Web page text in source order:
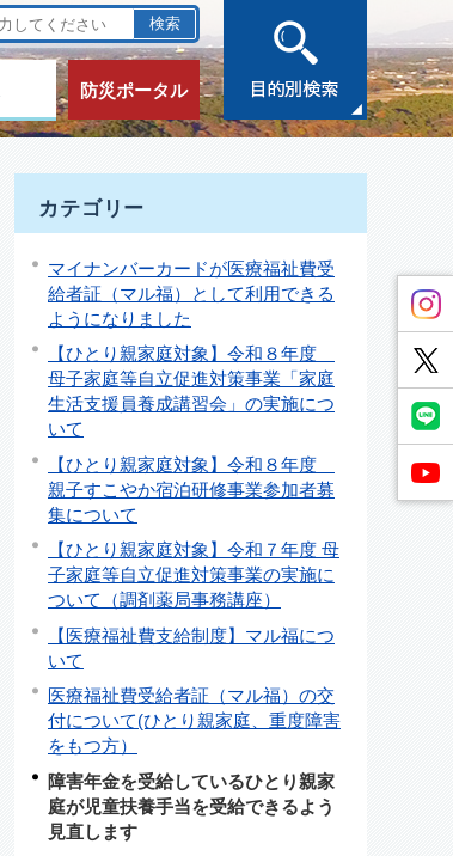
防災ポータル
カテゴリー
マイナンバーカードが医療福祉費受
給者証（マル福）として利用できる
ようになりました
【ひとり親家庭対象】令和８年度
母子家庭等自立促進対策事業「家庭
生活支援員養成講習会」の実施につ
いて
【ひとり親家庭対象】令和８年度
親子すこやか宿泊研修事業参加者募
集について
【ひとり親家庭対象】令和７年度 母
子家庭等自立促進対策事業の実施に
ついて（調剤薬局事務講座）
【医療福祉費支給制度】マル福につ
いて
医療福祉費受給者証（マル福）の交
付について(ひとり親家庭、重度障害
をもつ方）
障害年金を受給しているひとり親家
庭が児童扶養手当を受給できるよう
見直します